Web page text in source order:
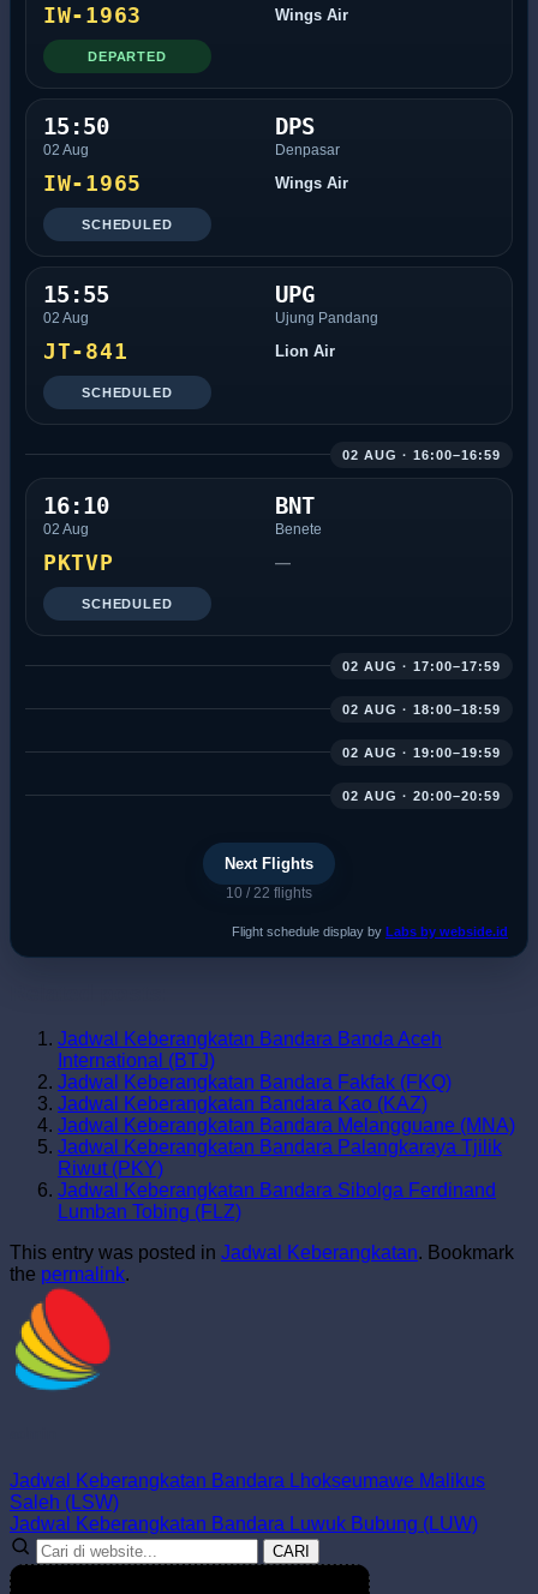
IW-1963 Wings Air
DEPARTED
15:50
02 Aug
DPS
Denpasar
IW-1965 Wings Air
SCHEDULED
15:55
02 Aug
UPG
Ujung Pandang
JT-841 Lion Air
SCHEDULED
02 AUG · 16:00–16:59
16:10
02 Aug
BNT
Benete
PKTVP —
SCHEDULED
02 AUG · 17:00–17:59
02 AUG · 18:00–18:59
02 AUG · 19:00–19:59
02 AUG · 20:00–20:59
Next Flights
10 / 22 flights
Flight schedule display by Labs by webside.id
Jadwal Keberangkatan Bandara Banda Aceh
International (BTJ)
Jadwal Keberangkatan Bandara Fakfak (FKQ)
Jadwal Keberangkatan Bandara Kao (KAZ)
Jadwal Keberangkatan Bandara Melangguane (MNA)
Jadwal Keberangkatan Bandara Palangkaraya Tjilik
Riwut (PKY)
Jadwal Keberangkatan Bandara Sibolga Ferdinand
Lumban Tobing (FLZ)
This entry was posted in Jadwal Keberangkatan. Bookmark
the permalink.
Jadwal Keberangkatan Bandara Lhokseumawe Malikus
Saleh (LSW)
Jadwal Keberangkatan Bandara Luwuk Bubung (LUW)
CARI